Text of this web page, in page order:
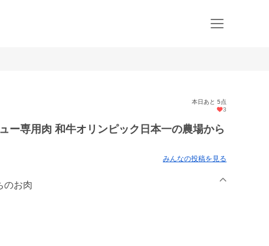
本日あと 5点
3
ー専用肉 和牛オリンピック日本一の農場から
みんなの投稿を見る
のお肉